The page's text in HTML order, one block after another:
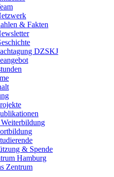
& Fakten
DZSKJ
& Spende
Hamburg
Zentrum